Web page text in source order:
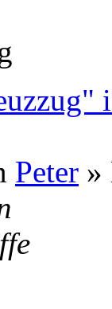
Peter »